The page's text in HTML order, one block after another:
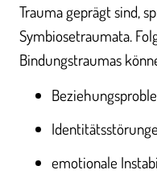
Trauma geprägt sind,
Symbiosetraumata.
Bindungstraumas
emotionale